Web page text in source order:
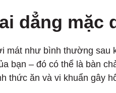
dẳng mặc
mát như bình thường sau
bạn – đó có thể là bàn
thức ăn và vi khuẩn gây